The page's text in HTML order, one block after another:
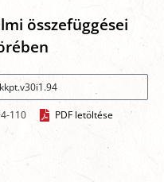
összefüggései
110 PDF letöltése